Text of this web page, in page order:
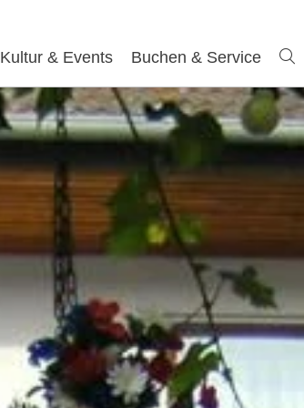
Suche
Kultur & Events Buchen & Service